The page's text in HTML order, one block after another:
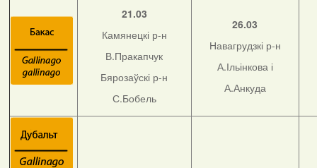
21.03
Камянецкі р-н
В.Пракапчук
Бярозаўскі р-н
С.Бобель
26.03
Навагрудзкі р-н
А.Ільінкова і
А.Анкуда